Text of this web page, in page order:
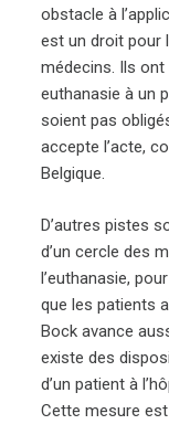
obstacle à
est un droit pour
médecins. Ils
euthanasie à un
soient pas
accepte l’acte,
Belgique.
D’autres pistes
d’un cercle des
l’euthanasie,
que les patients
Bock avance
existe des
d’un patient à
Cette mesure